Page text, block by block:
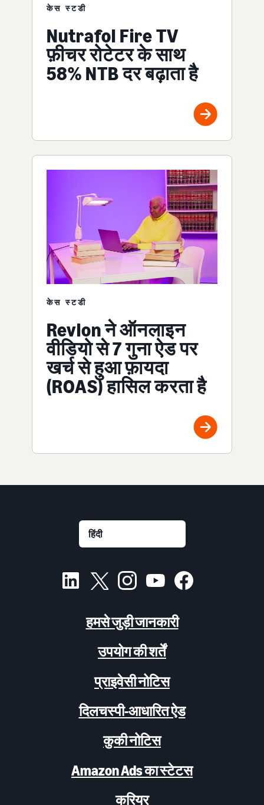
केस स्टडी
Nutrafol Fire TV
फ़ीचर रोटेटर के साथ
58% NTB दर बढ़ाता है
केस स्टडी
Revlon ने ऑनलाइन
वीडियो से 7 गुना ऐड पर
खर्च से हुआ फ़ायदा
(ROAS) हासिल करता है
हमसे जुड़ी जानकारी
उपयोग की शर्तें
प्राइवेसी नोटिस
दिलचस्पी-आधारित ऐड
कुकी नोटिस
Amazon Ads का स्टेटस
करियर